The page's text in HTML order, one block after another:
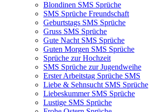
Blondinen SMS Sprüche
SMS Sprüche Freundschaft
Geburtstags SMS Sprüche
Gruss SMS Sprüche
Gute Nacht SMS Sprüche
Guten Morgen SMS Sprüche
Sprüche zur Hochzeit
SMS Sprüche zur Jugendweihe
Erster Arbeitstag Sprüche SMS
Liebe & Sehnsucht SMS Sprüche
Liebeskummer SMS Sprüche
Lustige SMS Sprüche